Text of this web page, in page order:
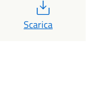
Scarica